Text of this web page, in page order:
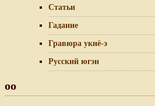
Статьи
Гадание
Гравюра укиё-э
Русский югэн
oo